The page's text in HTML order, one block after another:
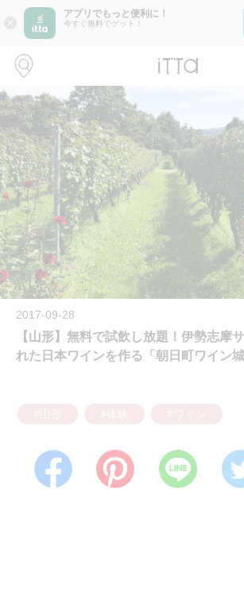
close
アプリでもっと便利に！
今すぐ無料でゲット！
2017-09-28
【山形】無料で試飲し放題！伊勢志摩
れた日本ワインを作る「朝日町ワイン城